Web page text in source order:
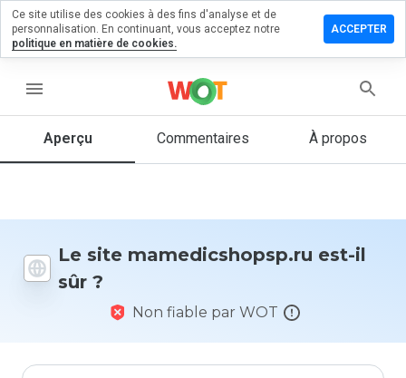
menu
Aperçu Commentaires À propos
Le site mamedicshopsp.ru est-il
sûr ?
Non fiable par WOT
un
sur
Quelle
donneriez-
Ce site utilise des cookies à des fins d'analyse et de
personnalisation. En continuant, vous acceptez notre
politique en matière de cookies.
ACCEPTER